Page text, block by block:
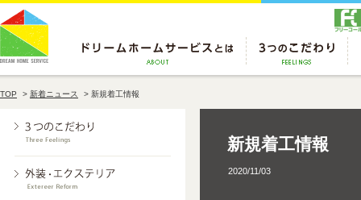
TOP > 新着ニュース > 新規着工情報
新規着工情報
2020/11/03